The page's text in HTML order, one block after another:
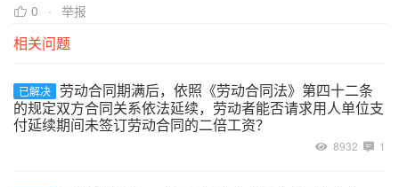
0 举报
相关问题
已解决
劳动合同期满后，依照《劳动合同法》第四十二条
的规定双方合同关系依法延续，劳动者能否请求用人单位支
付延续期间未签订劳动合同的二倍工资？
8932 1